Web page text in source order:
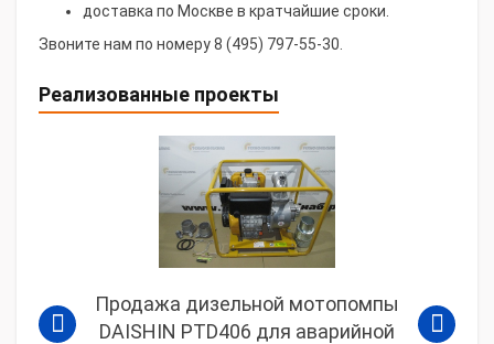
доставка по Москве в кратчайшие сроки.
Звоните нам по номеру 8 (495) 797-55-30.
Реализованные проекты
Продажа дизельной мотопомпы
DAISHIN PTD406 для аварийной